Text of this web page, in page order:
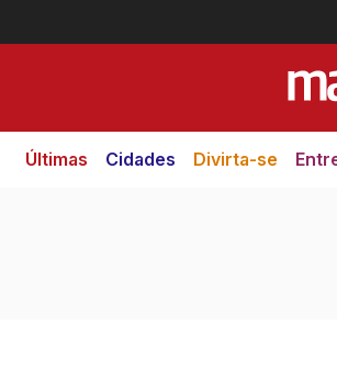
Últimas Cidades Divirta-se